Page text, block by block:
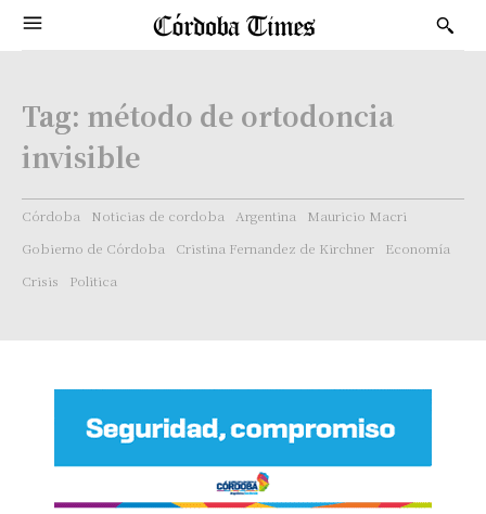
Tag: método de ortodoncia
invisible
Córdoba Noticias de cordoba Argentina
Mauricio Macri
Gobierno de Córdoba
Cristina Fernandez de Kirchner
Economía
Crisis
Politica